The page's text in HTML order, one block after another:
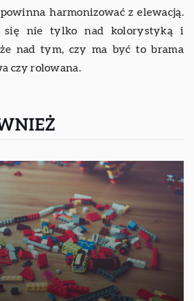
harmonizować z elewacją.
się nie tylko nad kolorystyką i
nad tym, czy ma być to brama
czy rolowana.